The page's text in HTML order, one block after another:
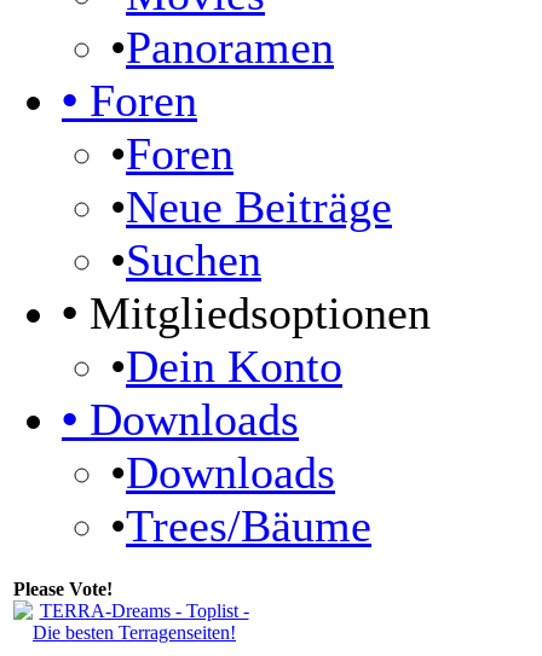
•Panoramen
• Foren
•Foren
•Neue Beiträge
•Suchen
• Mitgliedsoptionen
•Dein Konto
• Downloads
•Downloads
•Trees/Bäume
Please Vote!